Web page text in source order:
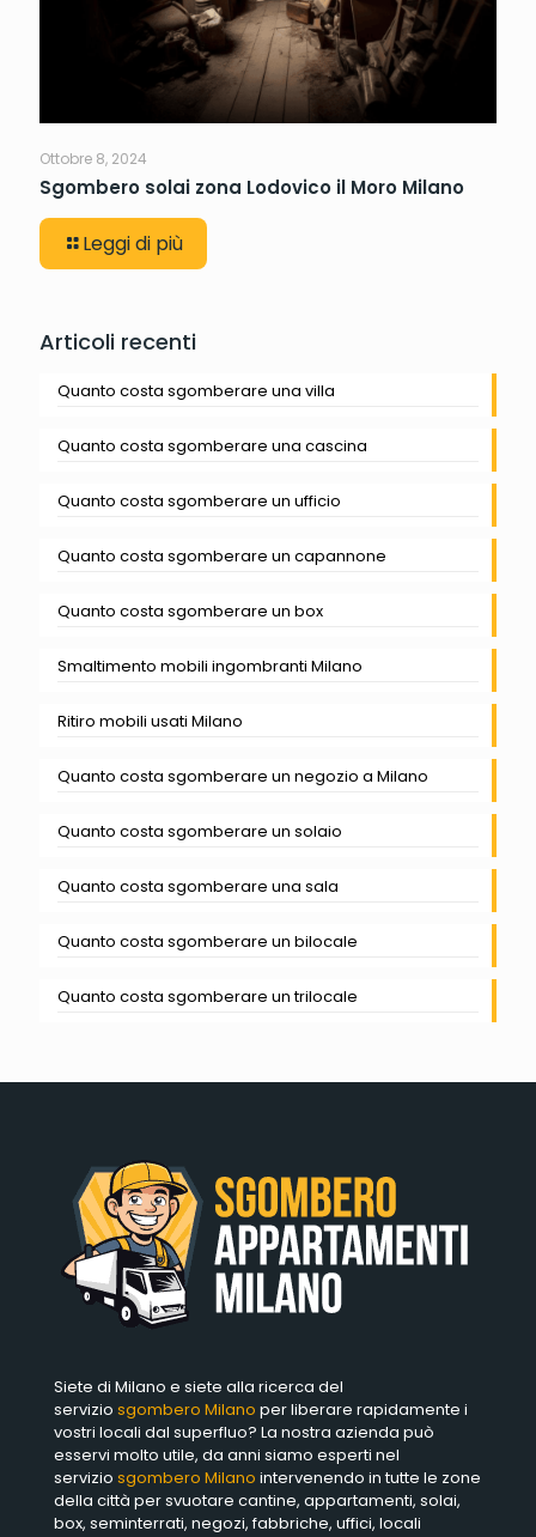
Ottobre 8, 2024
Sgombero solai zona Lodovico il Moro Milano
Leggi di più
Articoli recenti
Quanto costa sgomberare una villa
Quanto costa sgomberare una cascina
Quanto costa sgomberare un ufficio
Quanto costa sgomberare un capannone
Quanto costa sgomberare un box
Smaltimento mobili ingombranti Milano
Ritiro mobili usati Milano
Quanto costa sgomberare un negozio a Milano
Quanto costa sgomberare un solaio
Quanto costa sgomberare una sala
Quanto costa sgomberare un bilocale
Quanto costa sgomberare un trilocale
Siete di Milano e siete alla ricerca del
servizio sgombero Milano per liberare rapidamente i
vostri locali dal superfluo? La nostra azienda può
esservi molto utile, da anni siamo esperti nel
servizio sgombero Milano intervenendo in tutte le zone
della città per svuotare cantine, appartamenti, solai,
box, seminterrati, negozi, fabbriche, uffici, locali